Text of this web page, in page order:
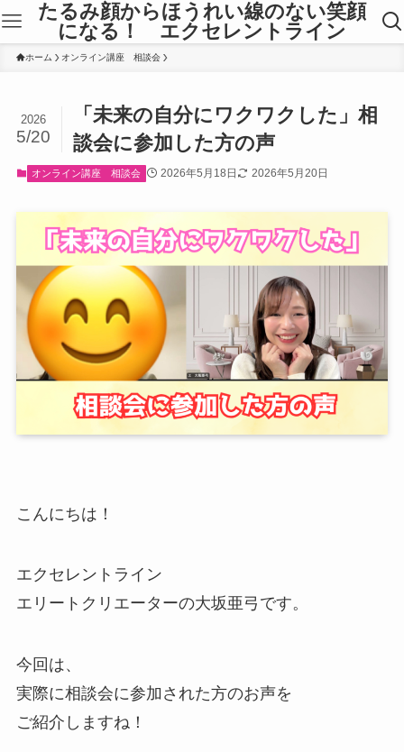
たるみ顔からほうれい線のない笑顔
になる！ エクセレントライン
ホーム オンライン講座 相談会
「未来の自分にワクワクした」相
談会に参加した方の声
2026
5/20
オンライン講座 相談会 2026年5月18日 2026年5月20日
こんにちは！
エクセレントライン
エリートクリエーターの大坂亜弓です。
今回は、
実際に相談会に参加された方のお声を
ご紹介しますね！